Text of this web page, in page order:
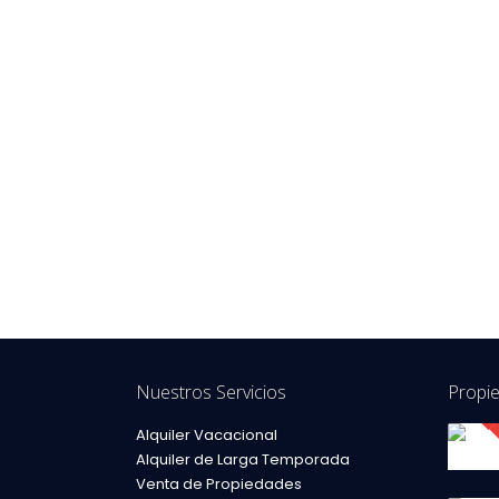
Nuestros Servicios
Alquiler Vacacional
Alquiler de Larga Temporada
Venta de Propiedades